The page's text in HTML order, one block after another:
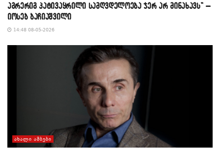
აგრერიგ პატივაყრილი სამღვდელოება ჯერ არ მინახავს” –
იოსებ ბაჩიაშვილი
14:48 08-05-2026
ᲐᲮᲐᲚᲘ ᲐᲛᲑᲔᲑᲘ